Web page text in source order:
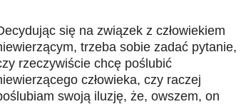
się na związek z człowiekiem
trzeba sobie zadać pytanie,
rzeczywiście chcę poślubić
człowieka, czy raczej
swoją iluzję, że, owszem, on